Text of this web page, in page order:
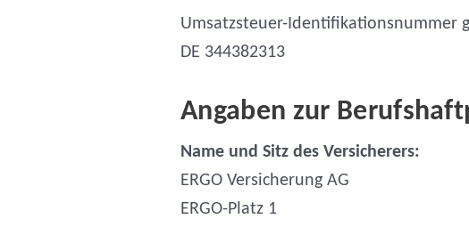
Umsatzsteuer-Identifikationsnummer
DE 344382313
Angaben zur
Name und Sitz des Versicherers:
ERGO Versicherung AG
ERGO-Platz 1